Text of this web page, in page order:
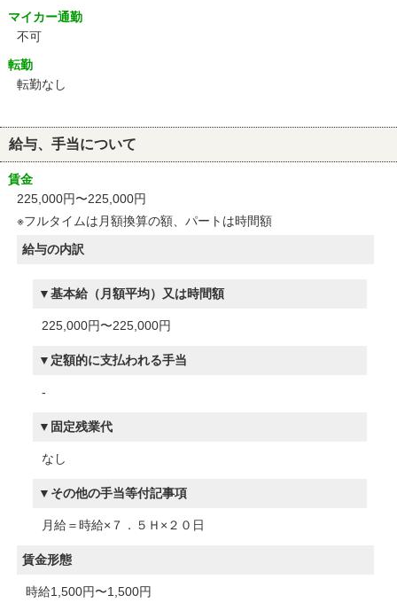
マイカー通勤
不可
転勤
転勤なし
給与、手当について
賃金
225,000円〜225,000円
※フルタイムは月額換算の額、パートは時間額
給与の内訳
基本給（月額平均）又は時間額
225,000円〜225,000円
定額的に支払われる手当
-
固定残業代
なし
その他の手当等付記事項
月給＝時給×７．５Ｈ×２０日
賃金形態
時給1,500円〜1,500円